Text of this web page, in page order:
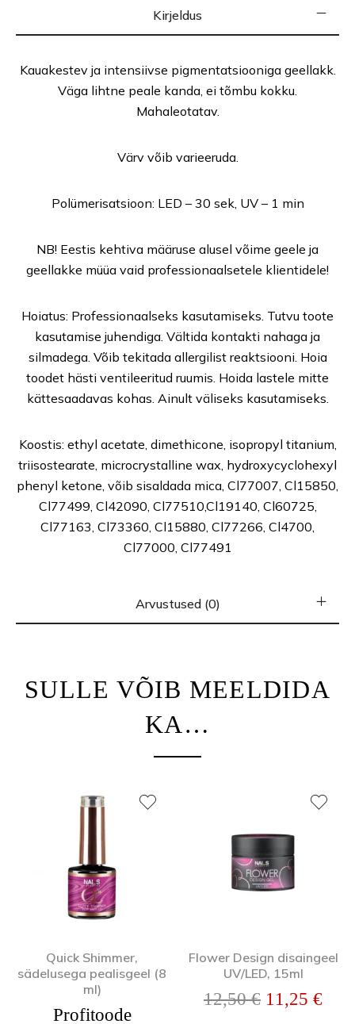
Kirjeldus
Kauakestev ja intensiivse pigmentatsiooniga geellakk.
Väga lihtne peale kanda, ei tõmbu kokku.
Mahaleotatav.
Värv võib varieeruda.
Polümerisatsioon: LED – 30 sek, UV – 1 min
NB! Eestis kehtiva määruse alusel võime geele ja
geellakke müüa vaid professionaalsetele klientidele!
Hoiatus: Professionaalseks kasutamiseks. Tutvu toote
kasutamise juhendiga. Vältida kontakti nahaga ja
silmadega. Võib tekitada allergilist reaktsiooni. Hoia
toodet hästi ventileeritud ruumis. Hoida lastele mitte
kättesaadavas kohas. Ainult väliseks kasutamiseks.
Koostis: ethyl acetate, dimethicone, isopropyl titanium,
triisostearate, microcrystalline wax, hydroxycyclohexyl
phenyl ketone, võib sisaldada mica, Cl77007, Cl15850,
Cl77499, Cl42090, Cl77510,Cl19140, Cl60725,
Cl77163, Cl73360, Cl15880, Cl77266, Cl4700,
Cl77000, Cl77491
Arvustused (0)
SULLE VÕIB MEELDIDA
KA…
Quick Shimmer,
sädelusega pealisgeel (8
ml)
Profitoode
Flower Design disaingeel
UV/LED, 15ml
12,50€ Algne hind
11,25 €